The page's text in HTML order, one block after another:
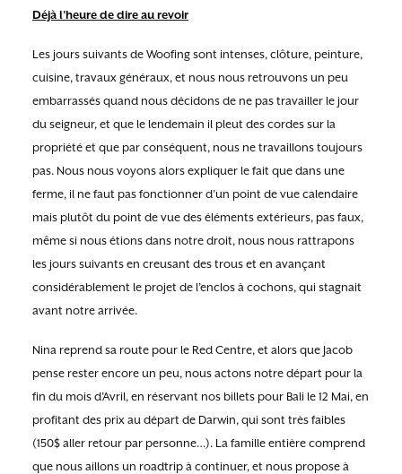
Déjà l’heure de dire au revoir
Les jours suivants de Woofing sont intenses, clôture, peinture,
cuisine, travaux généraux, et nous nous retrouvons un peu
embarrassés quand nous décidons de ne pas travailler le jour
du seigneur, et que le lendemain il pleut des cordes sur la
propriété et que par conséquent, nous ne travaillons toujours
pas. Nous nous voyons alors expliquer le fait que dans une
ferme, il ne faut pas fonctionner d’un point de vue calendaire
mais plutôt du point de vue des éléments extérieurs, pas faux,
même si nous étions dans notre droit, nous nous rattrapons
les jours suivants en creusant des trous et en avançant
considérablement le projet de l’enclos à cochons, qui stagnait
avant notre arrivée.
Nina reprend sa route pour le Red Centre, et alors que Jacob
pense rester encore un peu, nous actons notre départ pour la
fin du mois d’Avril, en réservant nos billets pour Bali le 12 Mai, en
profitant des prix au départ de Darwin, qui sont très faibles
(150$ aller retour par personne…). La famille entière comprend
que nous aillons un roadtrip à continuer, et nous propose à